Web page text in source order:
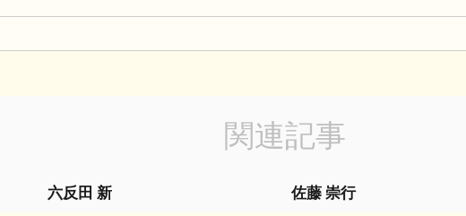
関連記事
六反田 新 佐藤 崇行